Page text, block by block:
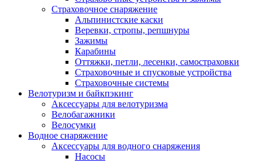
Страховочное снаряжение
Альпинистские каски
Веревки, стропы, репшнуры
Зажимы
Карабины
Оттяжки, петли, лесенки, самостраховки
Страховочные и спусковые устройства
Страховочные системы
Велотуризм и байкпэкинг
Аксессуары для велотуризма
Велобагажники
Велосумки
Водное снаряжение
Аксессуары для водного снаряжения
Насосы